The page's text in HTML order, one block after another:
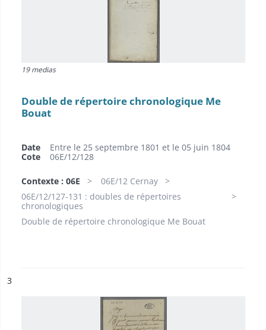
19 medias
Double de répertoire chronologique Me
Bouat
Date
Entre le 25 septembre 1801 et le 05 juin 1804
Cote
06E/12/128
Contexte : 06E
06E/12 Cernay
06E/12/127-131 : doubles de répertoires
chronologiques
Double de répertoire chronologique Me Bouat
n°
3